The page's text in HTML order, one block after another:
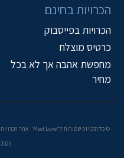
הכרויות בחינם
הכרויות בפייסבוק
כרטיס מוצלח
מחפשת אהבה אך לא בכל
מחיר
© כל הזכויות שמורות ל"Meet Love" אתר הכרויות
2023